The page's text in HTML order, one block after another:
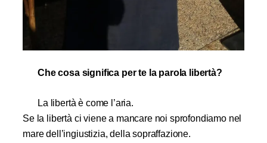
Che cosa significa per te la parola libertà?
La libertà è come l’aria.
Se la libertà ci viene a mancare noi sprofondiamo nel
mare dell’ingiustizia, della sopraffazione.